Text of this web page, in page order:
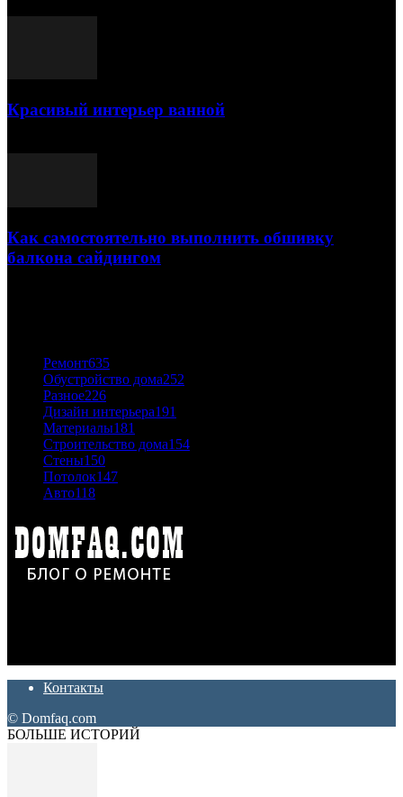
Красивый интерьер ванной
Как самостоятельно выполнить обшивку
балкона сайдингом
Ремонт635
Обустройство дома252
Разное226
Дизайн интерьера191
Материалы181
Строительство дома154
Стены150
Потолок147
Авто118
Контакты
© Domfaq.com
БОЛЬШЕ ИСТОРИЙ